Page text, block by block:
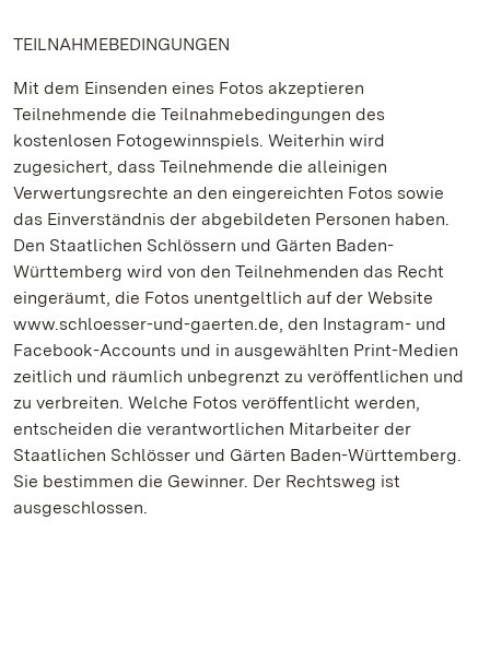
TEILNAHMEBEDINGUNGEN
Mit dem Einsenden eines Fotos akzeptieren
Teilnehmende die Teilnahmebedingungen des
kostenlosen Fotogewinnspiels. Weiterhin wird
zugesichert, dass Teilnehmende die alleinigen
Verwertungsrechte an den eingereichten Fotos sowie
das Einverständnis der abgebildeten Personen haben.
Den Staatlichen Schlössern und Gärten Baden-
Württemberg wird von den Teilnehmenden das Recht
eingeräumt, die Fotos unentgeltlich auf der Website
www.schloesser-und-gaerten.de, den Instagram- und
Facebook-Accounts und in ausgewählten Print-Medien
zeitlich und räumlich unbegrenzt zu veröffentlichen und
zu verbreiten. Welche Fotos veröffentlicht werden,
entscheiden die verantwortlichen Mitarbeiter der
Staatlichen Schlösser und Gärten Baden-Württemberg.
Sie bestimmen die Gewinner. Der Rechtsweg ist
ausgeschlossen.